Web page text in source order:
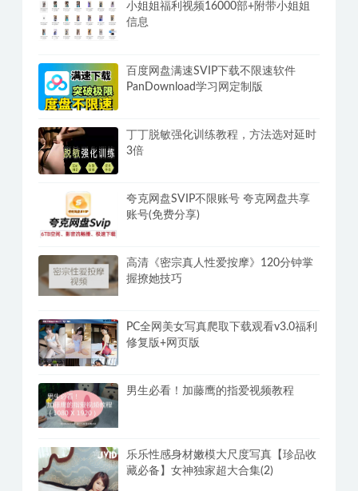
小姐姐福利视频16000部+附带小姐姐
信息
百度网盘满速SVIP下载不限速软件
PanDownload学习网定制版
丁丁脱敏强化训练教程，方法选对延时
3倍
夸克网盘SVIP不限账号 夸克网盘共享
账号(免费分享)
高清《密宗真人性爱按摩》120分钟掌
握撩她技巧
PC全网美女写真爬取下载观看v3.0福利
修复版+网页版
男生必看！加藤鹰的指爱视频教程
乐乐性感身材嫩模大尺度写真【珍品收
藏必备】女神独家超大合集(2)